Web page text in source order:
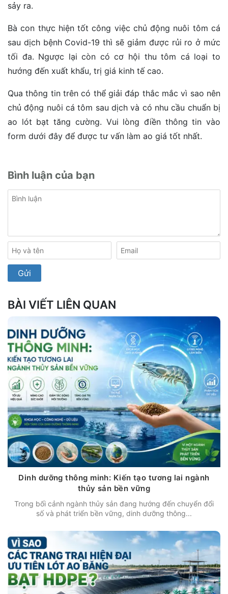
sảy ra.
Bà con thực hiện tốt công việc chủ động nuôi tôm cá
sau dịch bệnh Covid-19 thì sẽ giảm được rủi ro ở mức
tối đa. Ngược lại còn có cơ hội thu tôm cá loại to
hướng đến xuất khẩu, trị giá kinh tế cao.
Qua thông tin trên có thể giải đáp thắc mắc vì sao nên
chủ động nuôi cá tôm sau dịch và có nhu cầu chuẩn bị
ao lót bạt tăng cường. Vui lòng điền thông tin vào
form dưới đây để được tư vấn làm ao giá tốt nhất.
Bình luận của bạn
BÀI VIẾT LIÊN QUAN
Dinh dưỡng thông minh: Kiến tạo tương lai ngành
thủy sản bền vững
Trong bối cảnh ngành thủy sản đang hướng đến chuyển đổi
số và phát triển bền vững, dinh dưỡng thông...